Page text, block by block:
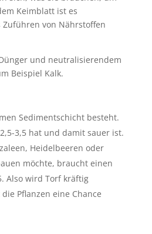
Keimblatt ist es
von Nährstoffen
und neutralisierendem
Beispiel Kalk.
Sedimentschicht besteht.
3,5 hat und damit sauer ist.
Heidelbeeren oder
möchte, braucht einen
Also wird Torf kräftig
Pflanzen eine Chance